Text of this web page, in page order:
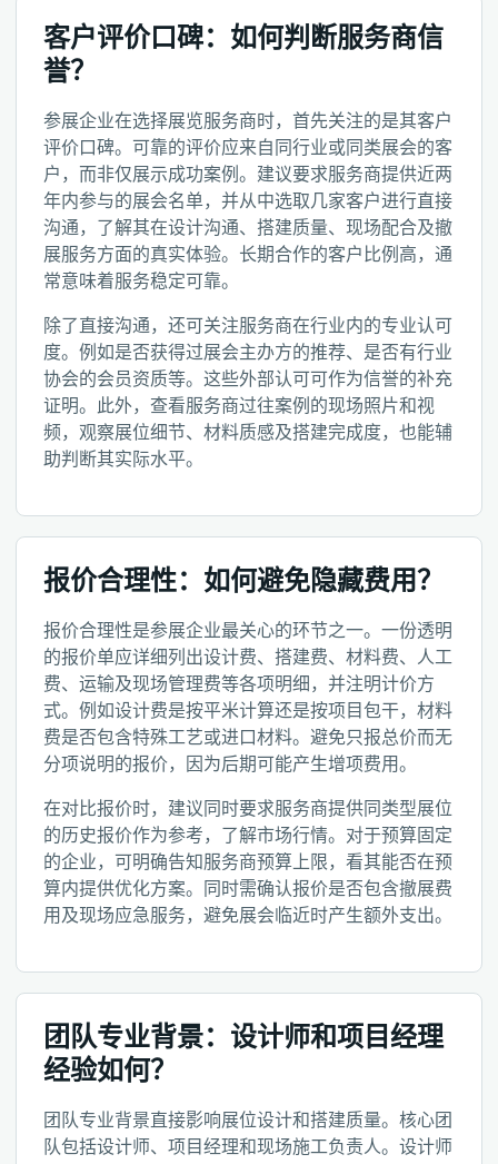
客户评价口碑：如何判断服务商信
誉？
参展企业在选择展览服务商时，首先关注的是其客户
评价口碑。可靠的评价应来自同行业或同类展会的客
户，而非仅展示成功案例。建议要求服务商提供近两
年内参与的展会名单，并从中选取几家客户进行直接
沟通，了解其在设计沟通、搭建质量、现场配合及撤
展服务方面的真实体验。长期合作的客户比例高，通
常意味着服务稳定可靠。
除了直接沟通，还可关注服务商在行业内的专业认可
度。例如是否获得过展会主办方的推荐、是否有行业
协会的会员资质等。这些外部认可可作为信誉的补充
证明。此外，查看服务商过往案例的现场照片和视
频，观察展位细节、材料质感及搭建完成度，也能辅
助判断其实际水平。
报价合理性：如何避免隐藏费用？
报价合理性是参展企业最关心的环节之一。一份透明
的报价单应详细列出设计费、搭建费、材料费、人工
费、运输及现场管理费等各项明细，并注明计价方
式。例如设计费是按平米计算还是按项目包干，材料
费是否包含特殊工艺或进口材料。避免只报总价而无
分项说明的报价，因为后期可能产生增项费用。
在对比报价时，建议同时要求服务商提供同类型展位
的历史报价作为参考，了解市场行情。对于预算固定
的企业，可明确告知服务商预算上限，看其能否在预
算内提供优化方案。同时需确认报价是否包含撤展费
用及现场应急服务，避免展会临近时产生额外支出。
团队专业背景：设计师和项目经理
经验如何？
团队专业背景直接影响展位设计和搭建质量。核心团
队包括设计师、项目经理和现场施工负责人。设计师